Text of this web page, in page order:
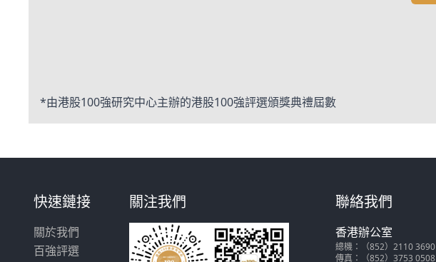
*由港股100強研究中心主辦的港股100強評選頒獎典禮屆數
快速鏈接
關於我們
百強評選
關注我們 聯絡我們
香港辦公室
總機：（852）2110 3690
傳真：（852）3753 0508